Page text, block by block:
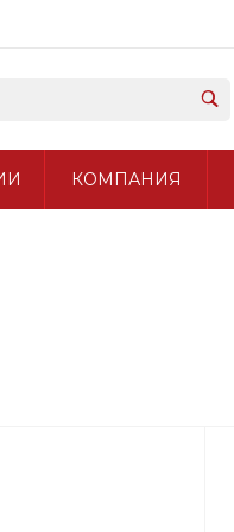
КОМПАНИЯ